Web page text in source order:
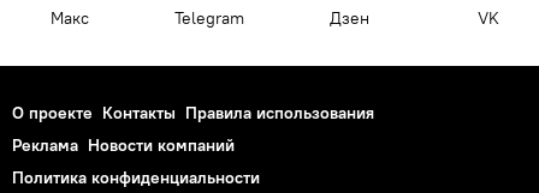
Макс Telegram Дзен VK
О проекте Контакты Правила использования
Реклама Новости компаний
Политика конфиденциальности